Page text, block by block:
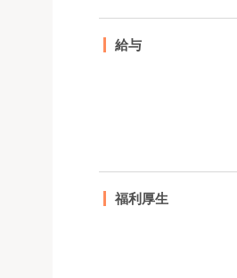
給与
福利厚生